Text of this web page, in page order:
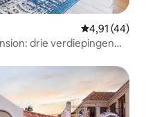
Gemiddelde
4,91 (44)
drie verdiepingen